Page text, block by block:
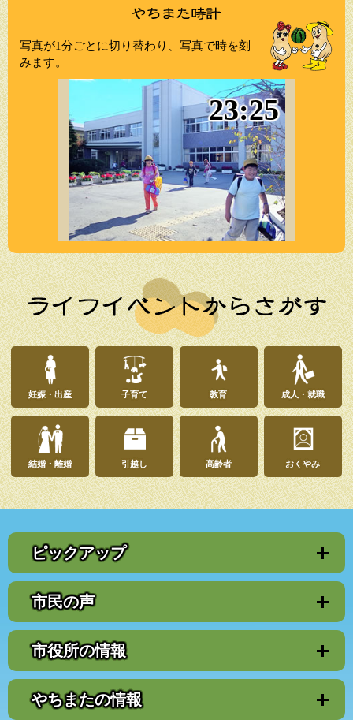
写真が1分ごとに切り替わり、写真で時を刻
みます。
23:25
妊娠・出産 子育て 教育 成人・就職
結婚・離婚 引越し 高齢者 おくやみ
ピックアップ
市民の声
市役所の情報
やちまたの情報